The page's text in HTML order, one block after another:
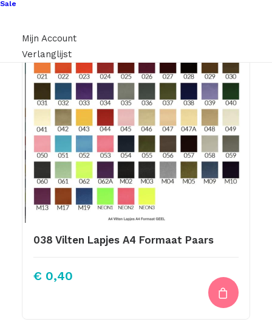
Sale
Mijn Account
Verlanglijst
038 Vilten Lapjes A4 Formaat Paars
€ 0,40